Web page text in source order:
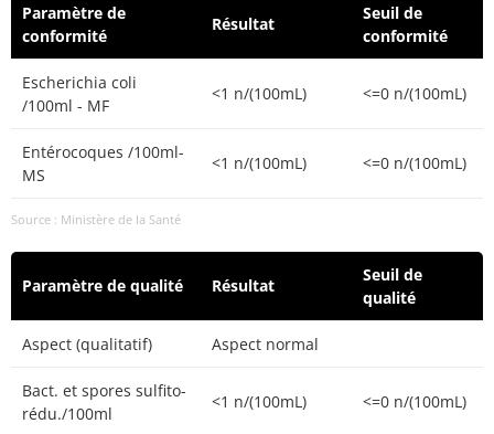
Paramètre de
conformité
Résultat
Seuil de
conformité
Escherichia coli
/100ml - MF
<1 n/(100mL) <=0 n/(100mL)
Entérocoques /100ml-
MS
<1 n/(100mL) <=0 n/(100mL)
Source : Ministère de la Santé
Paramètre de qualité Résultat
Seuil de
qualité
Aspect (qualitatif) Aspect normal
Bact. et spores sulfito-
rédu./100ml
<1 n/(100mL) <=0 n/(100mL)